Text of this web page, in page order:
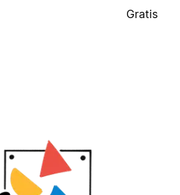
Gratis